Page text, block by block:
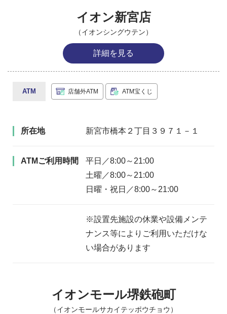
イオン新宮店
（イオンシングウテン）
詳細を見る
ATM 店舗外ATM ATM宝くじ
所在地 新宮市橋本２丁目３９７１－１
ATMご利用時間
平日／8:00～21:00
土曜／8:00～21:00
日曜・祝日／8:00～21:00
※設置先施設の休業や設備メンテ
ナンス等によりご利用いただけな
い場合があります
イオンモール堺鉄砲町
（イオンモールサカイテッポウチョウ）